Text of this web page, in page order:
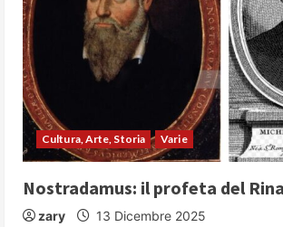
Cultura, Arte, Storia Varie
Nostradamus: il profeta del
zary 13 Dicembre 2025